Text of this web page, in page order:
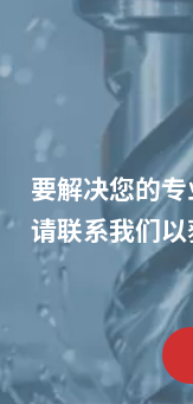
要解决您的专
请联系我们以